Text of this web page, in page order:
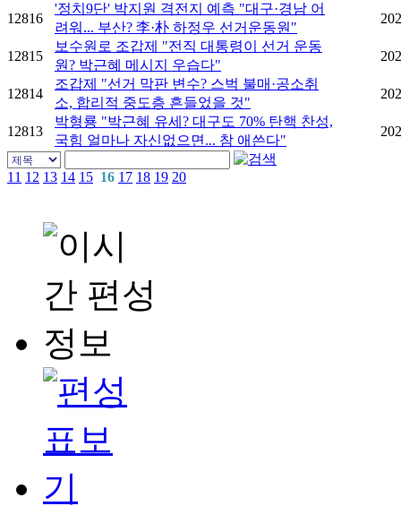
12816
'정치9단' 박지원 격전지 예측 "대구·경남 어
려워... 부산? 李·朴 하정우 선거운동원"
12815
보수원로 조갑제 "전직 대통령이 선거 운동
원? 박근혜 메시지 우습다"
12814
조갑제 "선거 막판 변수? 스벅 불매·공소취
소, 합리적 중도층 흔들었을 것"
12813
박형룡 "박근혜 유세? 대구도 70% 탄핵 찬성,
국힘 얼마나 자신없으면... 참 애쓴다"
11 12 13 14 15 16 17 18 19 20